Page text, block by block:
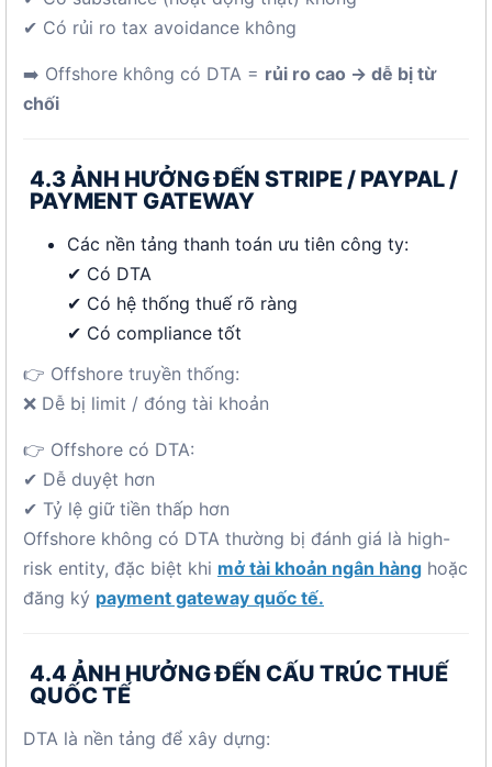
✔ Có rủi ro tax avoidance không
➡️ Offshore không có DTA = rủi ro cao → dễ bị từ
chối
4.3 ẢNH HƯỞNG ĐẾN STRIPE / PAYPAL /
PAYMENT GATEWAY
Các nền tảng thanh toán ưu tiên công ty:
✔ Có DTA
✔ Có hệ thống thuế rõ ràng
✔ Có compliance tốt
👉 Offshore truyền thống:
❌ Dễ bị limit / đóng tài khoản
👉 Offshore có DTA:
✔ Dễ duyệt hơn
✔ Tỷ lệ giữ tiền thấp hơn
Offshore không có DTA thường bị đánh giá là high-
risk entity, đặc biệt khi mở tài khoản ngân hàng hoặc
đăng ký payment gateway quốc tế.
4.4 ẢNH HƯỞNG ĐẾN CẤU TRÚC THUẾ
QUỐC TẾ
DTA là nền tảng để xây dựng: